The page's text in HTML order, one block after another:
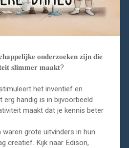
𝐨𝐧𝐝𝐞𝐫𝐳𝐨𝐞𝐤𝐞𝐧 𝐳𝐢𝐣𝐧 𝐝𝐢𝐞
𝐬𝐥𝐢𝐦𝐦𝐞𝐫 𝐦𝐚𝐚𝐤𝐭?
het inventief en
erg handig is in bijvoorbeeld
maakt dat je kennis beter
grote uitvinders in hun
creatief. Kijk naar Edison,